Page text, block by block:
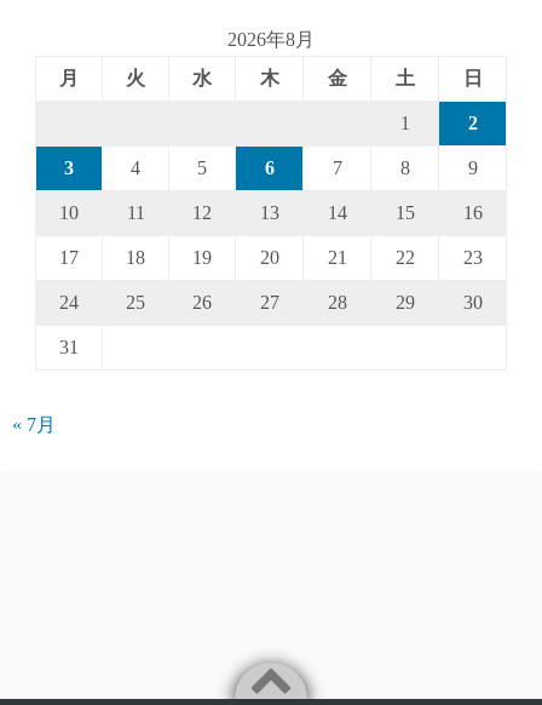
2026年8月
月
火 水 木 金 土 日
1 2
3 4 5 6 7 8 9
10 11 12 13 14 15 16
17 18 19 20 21 22 23
24 25 26 27 28 29 30
31
« 7月